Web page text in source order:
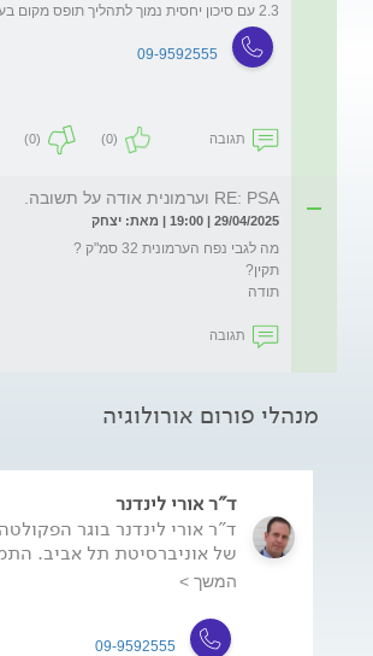
2.3 עם סיכון יחסית נמוך לתהליך תופס מקום בערמונית.
09-9592555
תגובה (0)
(0)
RE: PSA וערמונית אודה על תשובה.
29/04/2025 | 19:00 | מאת: יצחק
תודה
תגובה
מנהלי פורום אורולוגיה
ד"ר אורי לינדנר
ד"ר אורי לינדנר בוגר
של אוניברסיטת תל אביב.
המשך >
09-9592555